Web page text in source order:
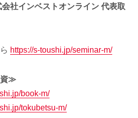
社インベストオンライン 代表取
https://s-toushi.jp/seminar-m/
資≫
book-m/
tokubetsu-m/